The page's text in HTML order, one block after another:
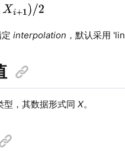
interpolation ，默认采用
型，其数据形式同 X。